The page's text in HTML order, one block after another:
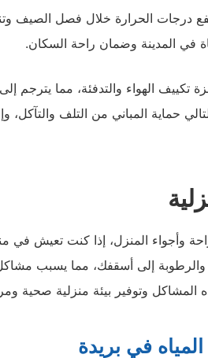
درجات الحرارة خلال فصل
في المدينة وضمان راحة السكان.
الهواء والتدفئة، مما يترجم إلى
حماية المباني من التلف والتآكل،
وأجواء المنزل، إذا كنت تعيش
إلى أسقفك، مما يسبب
وتوفير بيئة منزلية صحية
في بريدة